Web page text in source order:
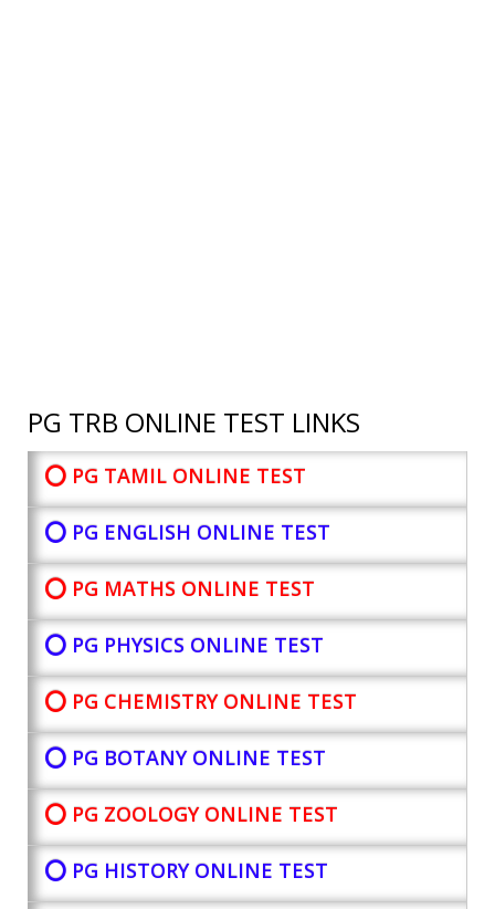
PG TRB ONLINE TEST LINKS
⭕ PG TAMIL ONLINE TEST
⭕ PG ENGLISH ONLINE TEST
⭕ PG MATHS ONLINE TEST
⭕ PG PHYSICS ONLINE TEST
⭕ PG CHEMISTRY ONLINE TEST
⭕ PG BOTANYONLINE TEST
⭕ PG ZOOLOGY ONLINE TEST
⭕ PG HISTORY ONLINE TEST